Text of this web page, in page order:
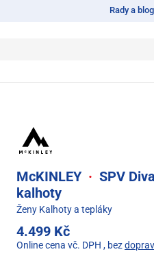
Rady a
McKINLEY · SPV
kalhoty
Ženy Kalhoty a tepláky
4.499 Kč
Online cena vč. DPH , bez